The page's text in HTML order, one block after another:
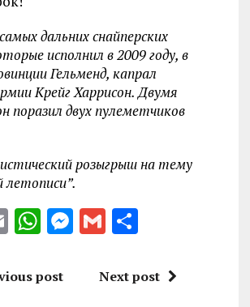
дальних снайперских
исполнил в 2009 году, в
Гельменд, капрал
Крейг Харрисон. Двумя
поразил двух пулеметчиков
розыгрыш на тему
летописи”.
E
ai
W
at
M G
ai
S
a
post Next post